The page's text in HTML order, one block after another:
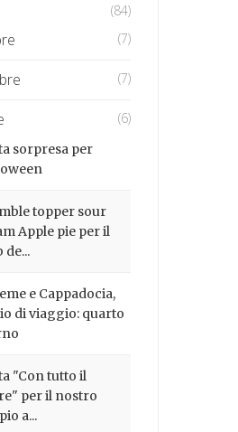
(84)
(7)
(7)
(6)
sorpresa per
topper sour
Apple pie per il
de...
e Cappadocia,
di viaggio: quarto
"Con tutto il
per il nostro
a...